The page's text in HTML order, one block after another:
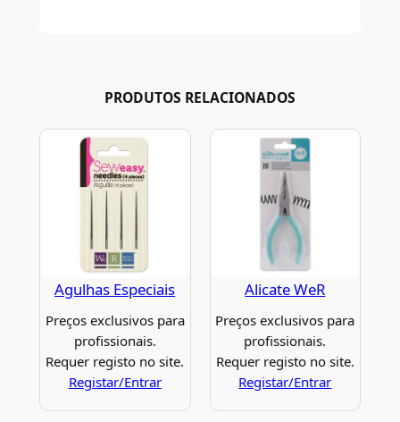
PRODUTOS RELACIONADOS
Agulhas Especiais
Preços exclusivos para
profissionais.
Requer registo no site.
Registar/Entrar
Alicate WeR
Preços exclusivos para
profissionais.
Requer registo no site.
Registar/Entrar